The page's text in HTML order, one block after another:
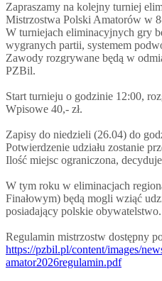
Zapraszamy na kolejny turniej
Mistrzostwa Polski Amatorów w
W turniejach eliminacyjnych gry
wygranych partii, systemem
Zawody rozgrywane będą w
PZBil.
Start turnieju o godzinie 12:00,
Wpisowe 40,- zł.
Zapisy do niedzieli (26.04) do
Potwierdzenie udziału zostanie
Ilość miejsc ograniczona,
W tym roku w eliminacjach
Finałowym) będą mogli wziąć
posiadający polskie obywatelstwo.
Regulamin mistrzostw dostępny
https://pzbil.pl/content/images/
amator2026regulamin.pdf